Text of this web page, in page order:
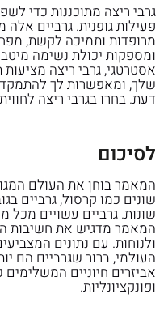
גרבי ריצה מתוכננות כדי
פעילות גופנית. גרביים אלה
מרופדות ותמיכה לקשת,
ומספקות יכולת נשימה
אסטרטגי, גרבי ריצה
שלך, ומאפשרות לך להתמקד
דעת. בחרו בגרבי ריצה
לסיכום
המאמר בוחן את העולם
שונים כמו קרסול, גרביים
שונות. גרביים עשויים מכל
המאמר מדגיש את חשיבות
ולנוחות. עם נתונים
העולמי, ברור שגרביים הם
אביזרים חיוניים
ופונקציונליות.